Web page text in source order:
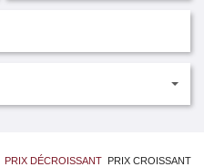
PRIX DÉCROISSANT PRIX CROISSANT